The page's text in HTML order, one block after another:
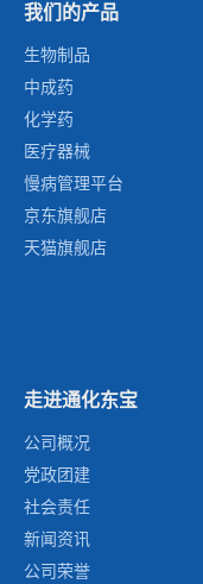
我们的产品
生物制品
中成药
化学药
医疗器械
慢病管理平台
京东旗舰店
天猫旗舰店
走进通化东宝
公司概况
党政团建
社会责任
新闻资讯
公司荣誉